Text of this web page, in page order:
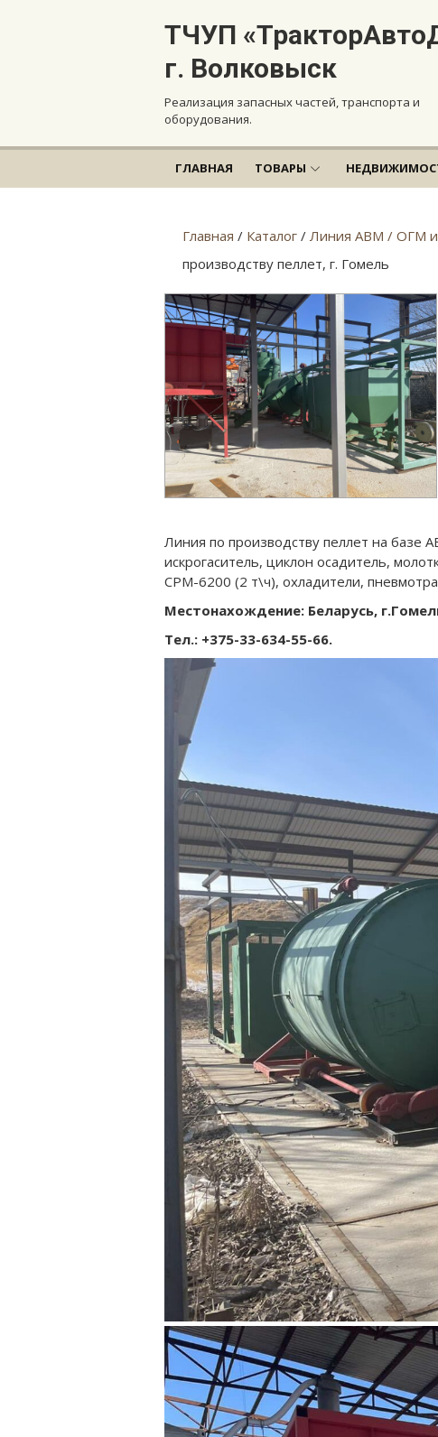
ТЧУП
г. Волковыск
Реализация запасных частей, транспорта и
оборудования.
ГЛАВНАЯ ТОВАРЫ
Главная / Каталог / Линия АВМ / ОГМ
производству пеллет, г. Гомель
Линия по производству пеллет на базе
искрогаситель, циклон осадитель,
СРМ-6200 (2 т\ч), охладители,
Местонахождение: Беларусь,
Тел.: +375-33-634-55-66.